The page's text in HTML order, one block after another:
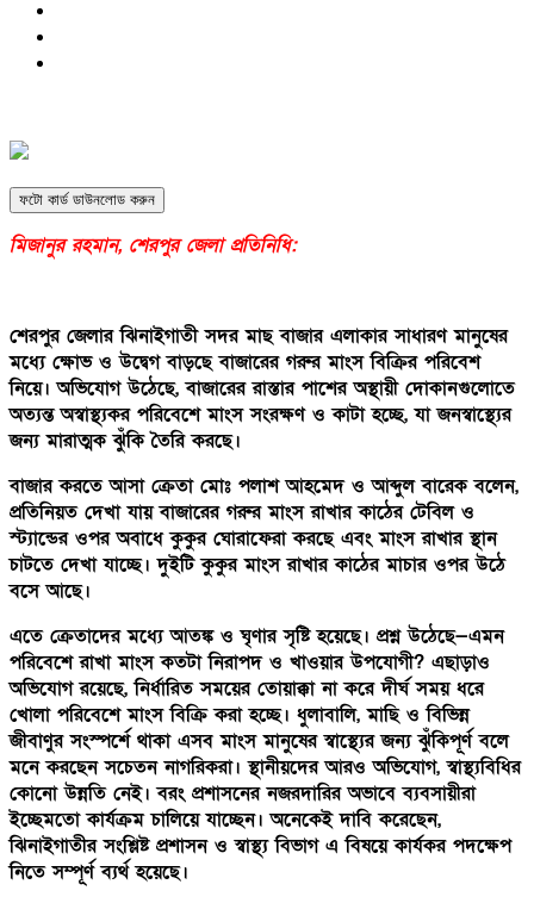
ফটো কার্ড ডাউনলোড করুন
মিজানুর রহমান, শেরপুর জেলা প্রতিনিধি:
শেরপুর জেলার ঝিনাইগাতী সদর মাছ বাজার এলাকার সাধারণ মানুষের
মধ্যে ক্ষোভ ও উদ্বেগ বাড়ছে বাজারের গরুর মাংস বিক্রির পরিবেশ
নিয়ে। অভিযোগ উঠেছে, বাজারের রাস্তার পাশের অস্থায়ী দোকানগুলোতে
অত্যন্ত অস্বাস্থ্যকর পরিবেশে মাংস সংরক্ষণ ও কাটা হচ্ছে, যা জনস্বাস্থ্যের
জন্য মারাত্মক ঝুঁকি তৈরি করছে।
বাজার করতে আসা ক্রেতা মোঃ পলাশ আহমেদ ও আব্দুল বারেক বলেন,
প্রতিনিয়ত দেখা যায় বাজারের গরুর মাংস রাখার কাঠের টেবিল ও
স্ট্যান্ডের ওপর অবাধে কুকুর ঘোরাফেরা করছে এবং মাংস রাখার স্থান
চাটতে দেখা যাচ্ছে। দুইটি কুকুর মাংস রাখার কাঠের মাচার ওপর উঠে
বসে আছে।
এতে ক্রেতাদের মধ্যে আতঙ্ক ও ঘৃণার সৃষ্টি হয়েছে। প্রশ্ন উঠেছে—এমন
পরিবেশে রাখা মাংস কতটা নিরাপদ ও খাওয়ার উপযোগী? এছাড়াও
অভিযোগ রয়েছে, নির্ধারিত সময়ের তোয়াক্কা না করে দীর্ঘ সময় ধরে
খোলা পরিবেশে মাংস বিক্রি করা হচ্ছে। ধুলাবালি, মাছি ও বিভিন্ন
জীবাণুর সংস্পর্শে থাকা এসব মাংস মানুষের স্বাস্থ্যের জন্য ঝুঁকিপূর্ণ বলে
মনে করছেন সচেতন নাগরিকরা। স্থানীয়দের আরও অভিযোগ, স্বাস্থ্যবিধির
কোনো উন্নতি নেই। বরং প্রশাসনের নজরদারির অভাবে ব্যবসায়ীরা
ইচ্ছেমতো কার্যক্রম চালিয়ে যাচ্ছেন। অনেকেই দাবি করেছেন,
ঝিনাইগাতীর সংশ্লিষ্ট প্রশাসন ও স্বাস্থ্য বিভাগ এ বিষয়ে কার্যকর পদক্ষেপ
নিতে সম্পূর্ণ ব্যর্থ হয়েছে।